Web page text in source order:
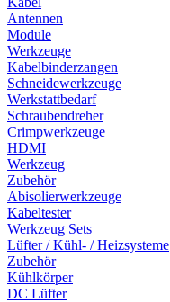
Antennen
Module
Werkzeuge
Kabelbinderzangen
Schneidewerkzeuge
Werkstattbedarf
Schraubendreher
Crimpwerkzeuge
HDMI
Werkzeug
Zubehör
Abisolierwerkzeuge
Kabeltester
Werkzeug Sets
Lüfter / Kühl- / Heizsysteme
Zubehör
Kühlkörper
DC Lüfter